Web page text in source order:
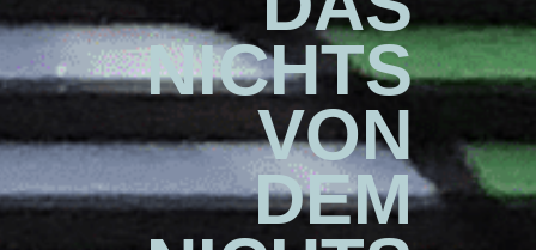
NICHTS
VON
DEM